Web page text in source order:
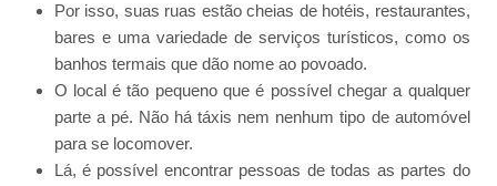
Por isso, suas ruas estão cheias de hotéis, restaurantes,
bares e uma variedade de serviços turísticos, como os
banhos termais que dão nome ao povoado.
O local é tão pequeno que é possível chegar a qualquer
parte a pé. Não há táxis nem nenhum tipo de automóvel
para se locomover.
Lá, é possível encontrar pessoas de todas as partes do